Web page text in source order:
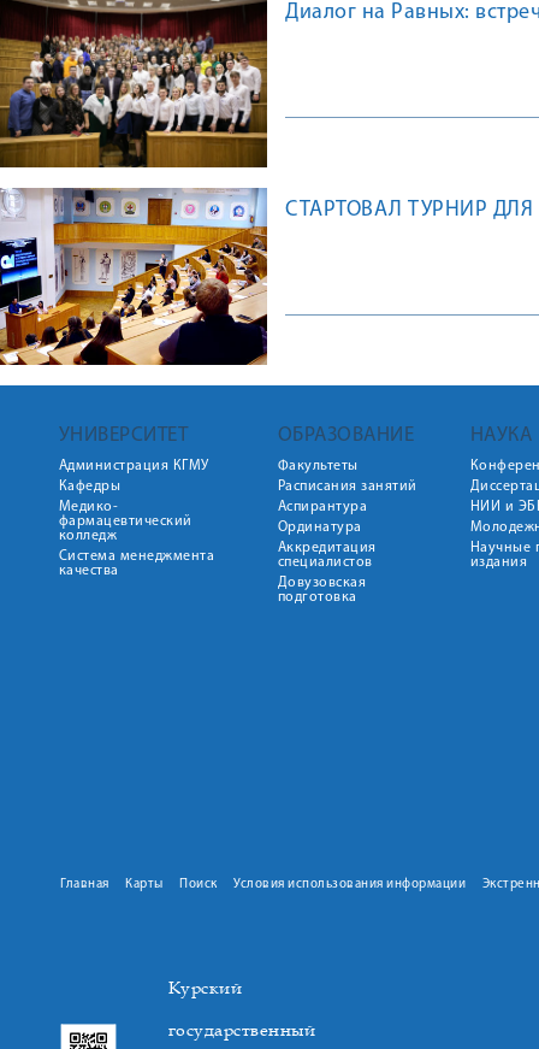
Диалог на Равных:
СТАРТОВАЛ ТУРНИР ДЛЯ
УНИВЕРСИТЕТ
Администрация КГМУ
Кафедры
Медико-
фармацевтический
колледж
Система менеджмента
качества
ОБРАЗОВАНИЕ
Факультеты
Расписания занятий
Аспирантура
Ординатура
Аккредитация
специалистов
Довузовская
подготовка
НАУКА
НИИ и
Научные
издания
Главная Карты Поиск Условия использования информации
Курский
государственный